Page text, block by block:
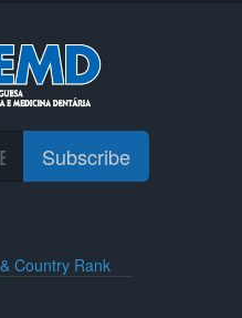
Subscribe